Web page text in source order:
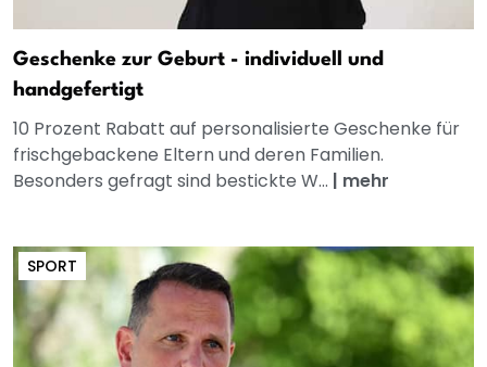
Geschenke zur Geburt - individuell und
handgefertigt
10 Prozent Rabatt auf personalisierte Geschenke für
frischgebackene Eltern und deren Familien.
Besonders gefragt sind bestickte W... | mehr
SPORT